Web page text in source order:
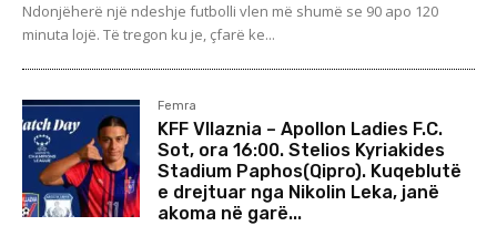
Ndonjëherë një ndeshje futbolli vlen më shumë se 90 apo 120
minuta lojë. Të tregon ku je, çfarë ke...
Femra
KFF Vllaznia – Apollon Ladies F.C.
Sot, ora 16:00. Stelios Kyriakides
Stadium Paphos(Qipro). Kuqeblutë
e drejtuar nga Nikolin Leka, janë
akoma në garë...